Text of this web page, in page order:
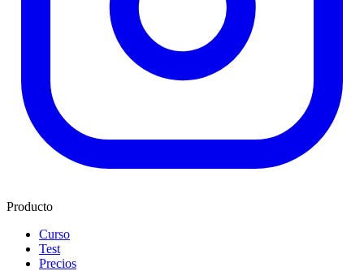
Producto
Curso
Test
Precios